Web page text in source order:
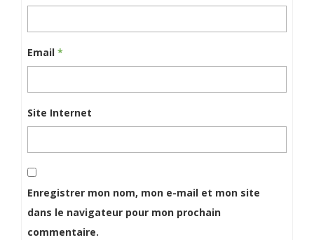
Email *
Site Internet
Enregistrer mon nom, mon e-mail et mon site
dans le navigateur pour mon prochain
commentaire.